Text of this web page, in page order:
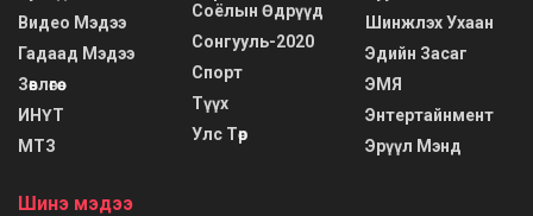
Видео Мэдээ
Гадаад Мэдээ
Зөвлөгөө
ИНҮТ
МТЗ
Соёлын Өдрүүд
Сонгууль-2020
Спорт
Түүх
Улс Төр
Шинжлэх Ухаан
Эдийн Засаг
ЭМЯ
Энтертайнмент
Эрүүл Мэнд
Шинэ мэдээ